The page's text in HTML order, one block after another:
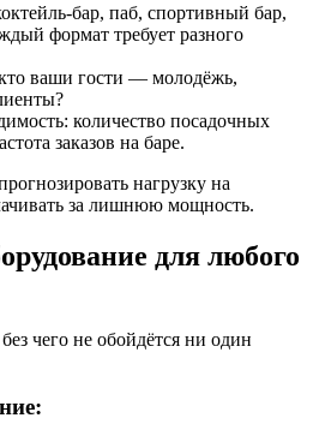
бар, паб, спортивный бар,
формат требует разного
ваши гости — молодёжь,
количество посадочных
заказов на баре.
нагрузку на
за лишнюю мощность.
для любого
чего не обойдётся ни один